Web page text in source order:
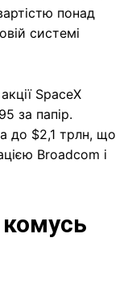
понад
системі
SpaceX
за папір.
до $2,1 трлн, що
Broadcom і